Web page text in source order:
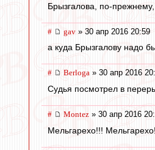
Брызгалова, по-
# gav » 30 апр 2016 20:59
а куда Брызгалову надо
# Berloga » 30 апр 2016
Судья посмотрел в
# Montez » 30 апр 2016
Мельгарехо!!!